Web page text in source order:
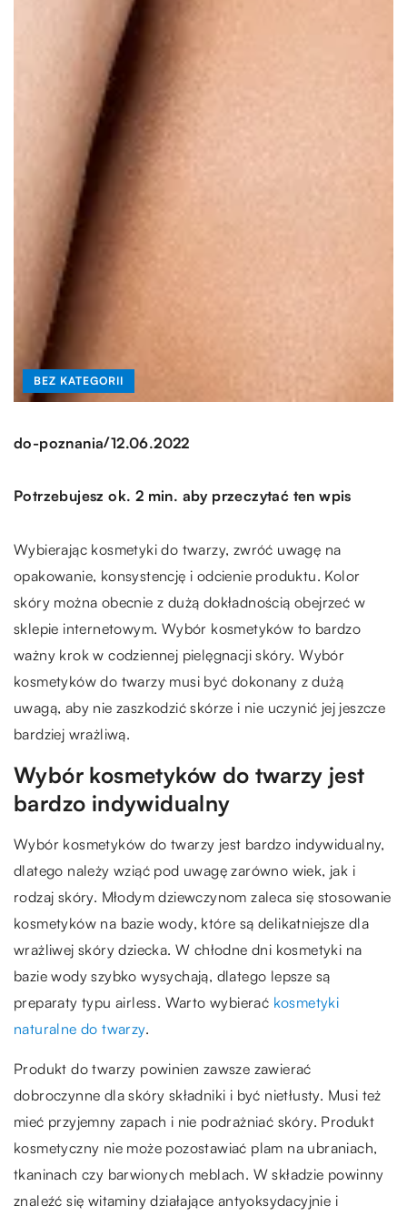
BEZ KATEGORII
do-poznania/12.06.2022
Potrzebujesz ok. 2 min. aby przeczytać ten wpis
Wybierając kosmetyki do twarzy, zwróć uwagę na
opakowanie, konsystencję i odcienie produktu. Kolor
skóry można obecnie z dużą dokładnością obejrzeć w
sklepie internetowym. Wybór kosmetyków to bardzo
ważny krok w codziennej pielęgnacji skóry. Wybór
kosmetyków do twarzy musi być dokonany z dużą
uwagą, aby nie zaszkodzić skórze i nie uczynić jej jeszcze
bardziej wrażliwą.
Wybór kosmetyków do twarzy jest
bardzo indywidualny
Wybór kosmetyków do twarzy jest bardzo indywidualny,
dlatego należy wziąć pod uwagę zarówno wiek, jak i
rodzaj skóry. Młodym dziewczynom zaleca się stosowanie
kosmetyków na bazie wody, które są delikatniejsze dla
wrażliwej skóry dziecka. W chłodne dni kosmetyki na
bazie wody szybko wysychają, dlatego lepsze są
preparaty typu airless. Warto wybierać kosmetyki
naturalne do twarzy.
Produkt do twarzy powinien zawsze zawierać
dobroczynne dla skóry składniki i być nietłusty. Musi też
mieć przyjemny zapach i nie podrażniać skóry. Produkt
kosmetyczny nie może pozostawiać plam na ubraniach,
tkaninach czy barwionych meblach. W składzie powinny
znaleźć się witaminy działające antyoksydacyjnie i